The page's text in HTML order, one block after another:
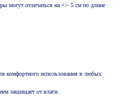
могут отличаться на +/- 5 см по длине
комфортного использования в любых
защищает от влаги.